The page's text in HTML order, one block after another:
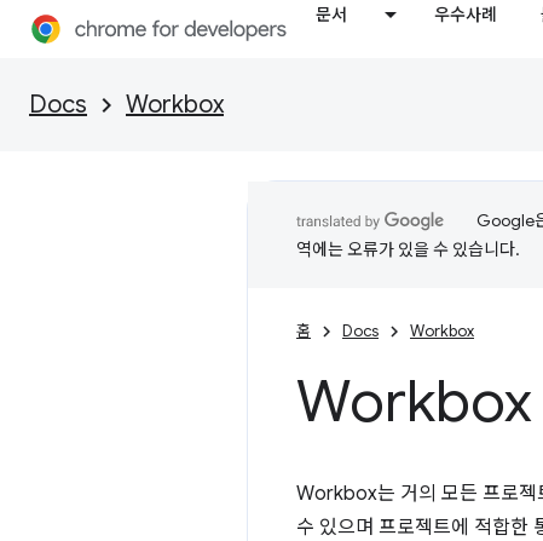
문서 우수사례
Docs Workbox
Google
역에는 오류가 있을 수 있습니다.
홈 Docs Workbox
Workbox
Workbox는 거의 모든 프로젝
수 있으며 프로젝트에 적합한